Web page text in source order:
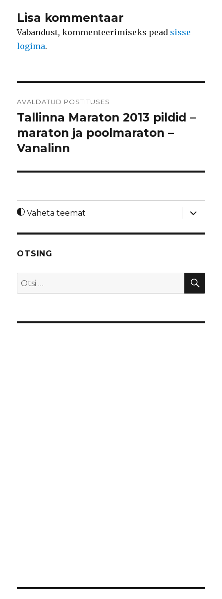
Lisa kommentaar
Vabandust, kommenteerimiseks pead sisse
logima.
AVALDATUD POSTITUSES
Tallinna Maraton 2013 pildid –
maraton ja poolmaraton –
Vanalinn
Vaheta teemat
laienda
OTSING
Otsi: